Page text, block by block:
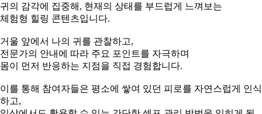
귀의 감각에 집중해, 현재의 상태를 부드럽게 느껴보는
체험형 힐링 콘텐츠입니다.
거울 앞에서 나의 귀를 관찰하고,
전문가의 안내에 따라 주요 포인트를 자극하며
몸이 먼저 반응하는 지점을 직접 경험합니다.
이를 통해 참여자들은 평소에 쌓여 있던 피로를 자연스럽게 인식
하고,